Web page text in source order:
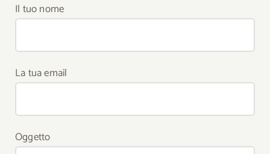
Il tuo nome
La tua email
Oggetto